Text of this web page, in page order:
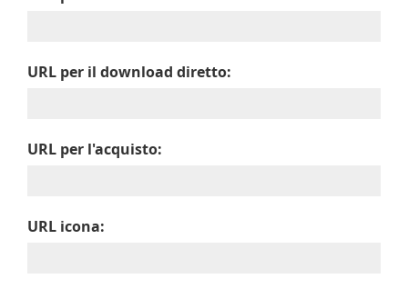
URL per il download diretto:
URL per l'acquisto:
URL icona: